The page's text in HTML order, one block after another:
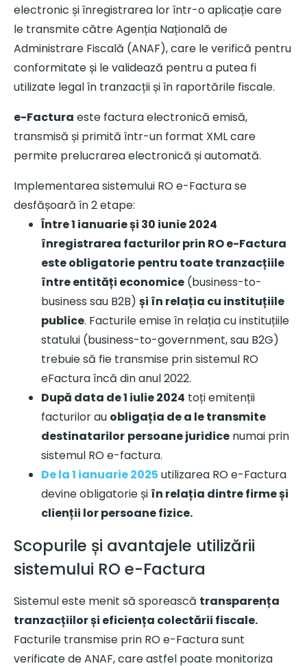
electronic și înregistrarea lor într-o aplicație care
le transmite către Agenția Națională de
Administrare Fiscală (ANAF), care le verifică pentru
conformitate și le validează pentru a putea fi
utilizate legal în tranzacții și în raportările fiscale.
e-Factura este factura electronică emisă,
transmisă și primită într-un format XML care
permite prelucrarea electronică și automată.
Implementarea sistemului RO e-Factura se
desfășoară în 2 etape:
Între 1 ianuarie și 30 iunie 2024
înregistrarea facturilor prin RO e-Factura
este obligatorie pentru toate tranzacțiile
între entități economice (business-to-
business sau B2B) și în relația cu instituțiile
publice. Facturile emise în relația cu instituțiile
statului (business-to-government, sau B2G)
trebuie să fie transmise prin sistemul RO
eFactura încă din anul 2022.
După data de 1 iulie 2024 toți emitenții
facturilor au obligația de a le transmite
destinatarilor persoane juridice numai prin
sistemul RO e-factura.
De la 1 ianuarie 2025 utilizarea RO e-Factura
devine obligatorie și în relația dintre firme și
clienții lor persoane fizice.
Scopurile și avantajele utilizării
sistemului RO e-Factura
Sistemul este menit să sporească transparența
tranzacțiilor și eficiența colectării fiscale.
Facturile transmise prin RO e-Factura sunt
verificate de ANAF, care astfel poate monitoriza